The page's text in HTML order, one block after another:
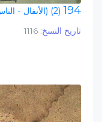
194 (2) (الأنفال - الناس)
تاريخ النسخ: